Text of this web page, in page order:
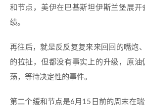
和节点，美伊在巴基斯坦伊斯兰堡展开
绩。
再往后，就是反反复复来来回回的嘴炮
的拉扯，但都没有事实上的升级，原油
荡，等待决定性的事件。
第二个缓和节点是6月15日前的周末在